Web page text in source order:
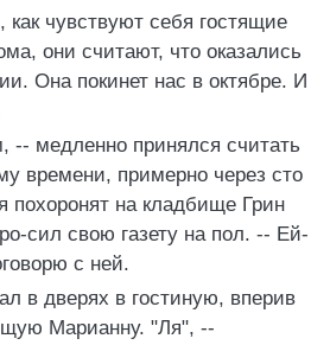
чувствуют себя гостящие
они считают, что оказались
Она покинет нас в октябре. И
-- медленно принялся считать
времени, примерно через сто
похоронят на кладбище Грин
сил свою газету на пол. -- Ей-
с ней.
в дверях в гостиную, вперив
Марианну. "Ля", --